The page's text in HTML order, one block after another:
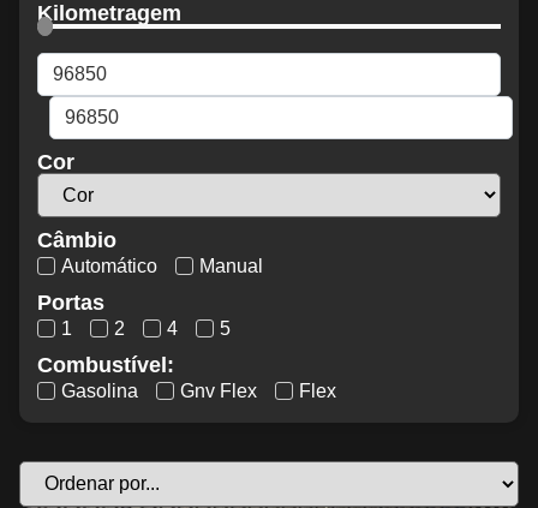
Kilometragem
Cor
Câmbio
Automático Manual
Portas
1 2 4 5
Combustível:
Gasolina Gnv Flex Flex